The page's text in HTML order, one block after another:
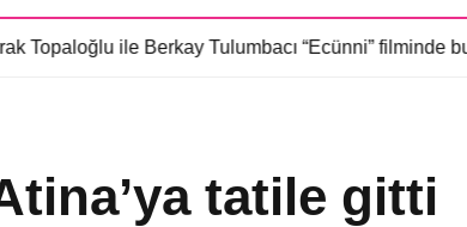
ile Berkay Tulumbacı “Ecünni” filminde buluştu•
tatile gitti